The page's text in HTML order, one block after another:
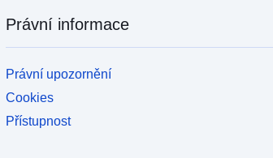
Právní informace
Právní upozornění
Cookies
Přístupnost